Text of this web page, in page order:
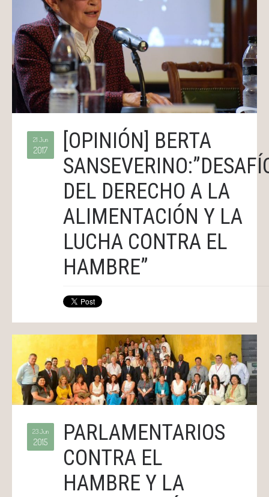
21 Jun
2017
[OPINIÓN] BERTA
DEL DERECHO A LA
ALIMENTACIÓN Y LA
LUCHA CONTRA EL
HAMBRE”
23 Jun
2015
PARLAMENTARIOS
CONTRA EL
HAMBRE Y LA